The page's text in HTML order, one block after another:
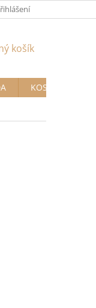
košík
KOSMETIKA A